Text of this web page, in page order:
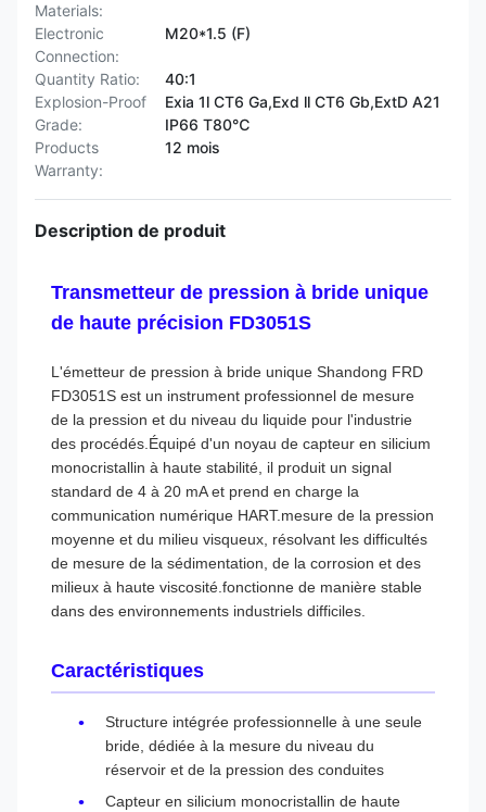
Materials:
Electronic
Connection:
M20*1.5 (F)
Quantity Ratio:
40:1
Explosion-Proof
Grade:
Exia 1l CT6 Ga,Exd ll CT6 Gb,ExtD A21
IP66 T80℃
Products
Warranty:
12 mois
Description de produit
Transmetteur de pression à bride unique
de haute précision FD3051S
L'émetteur de pression à bride unique Shandong FRD
FD3051S est un instrument professionnel de mesure
de la pression et du niveau du liquide pour l'industrie
des procédés.Équipé d'un noyau de capteur en silicium
monocristallin à haute stabilité, il produit un signal
standard de 4 à 20 mA et prend en charge la
communication numérique HART.mesure de la pression
moyenne et du milieu visqueux, résolvant les difficultés
de mesure de la sédimentation, de la corrosion et des
milieux à haute viscosité.fonctionne de manière stable
dans des environnements industriels difficiles.
Caractéristiques
Structure intégrée professionnelle à une seule
bride, dédiée à la mesure du niveau du
réservoir et de la pression des conduites
Capteur en silicium monocristallin de haute